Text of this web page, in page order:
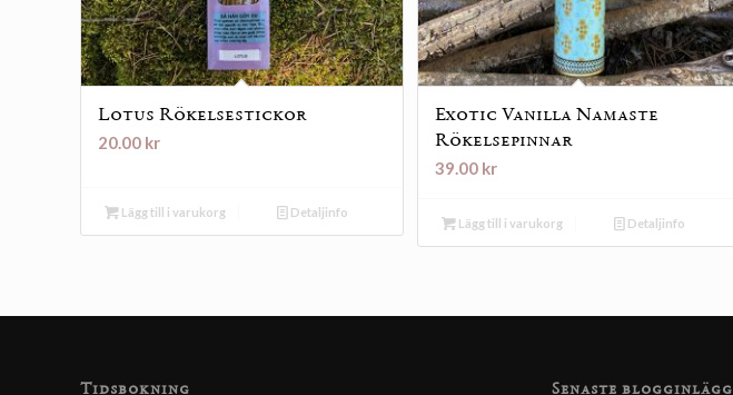
Lotus Rökelsestickor
20.00 kr
Lägg till i varukorg Detaljinfo
Exotic Vanilla Namaste
Rökelsepinnar
39.00 kr
Lägg till i varukorg Detaljinfo
Tidsbokning Senaste blogginlägg